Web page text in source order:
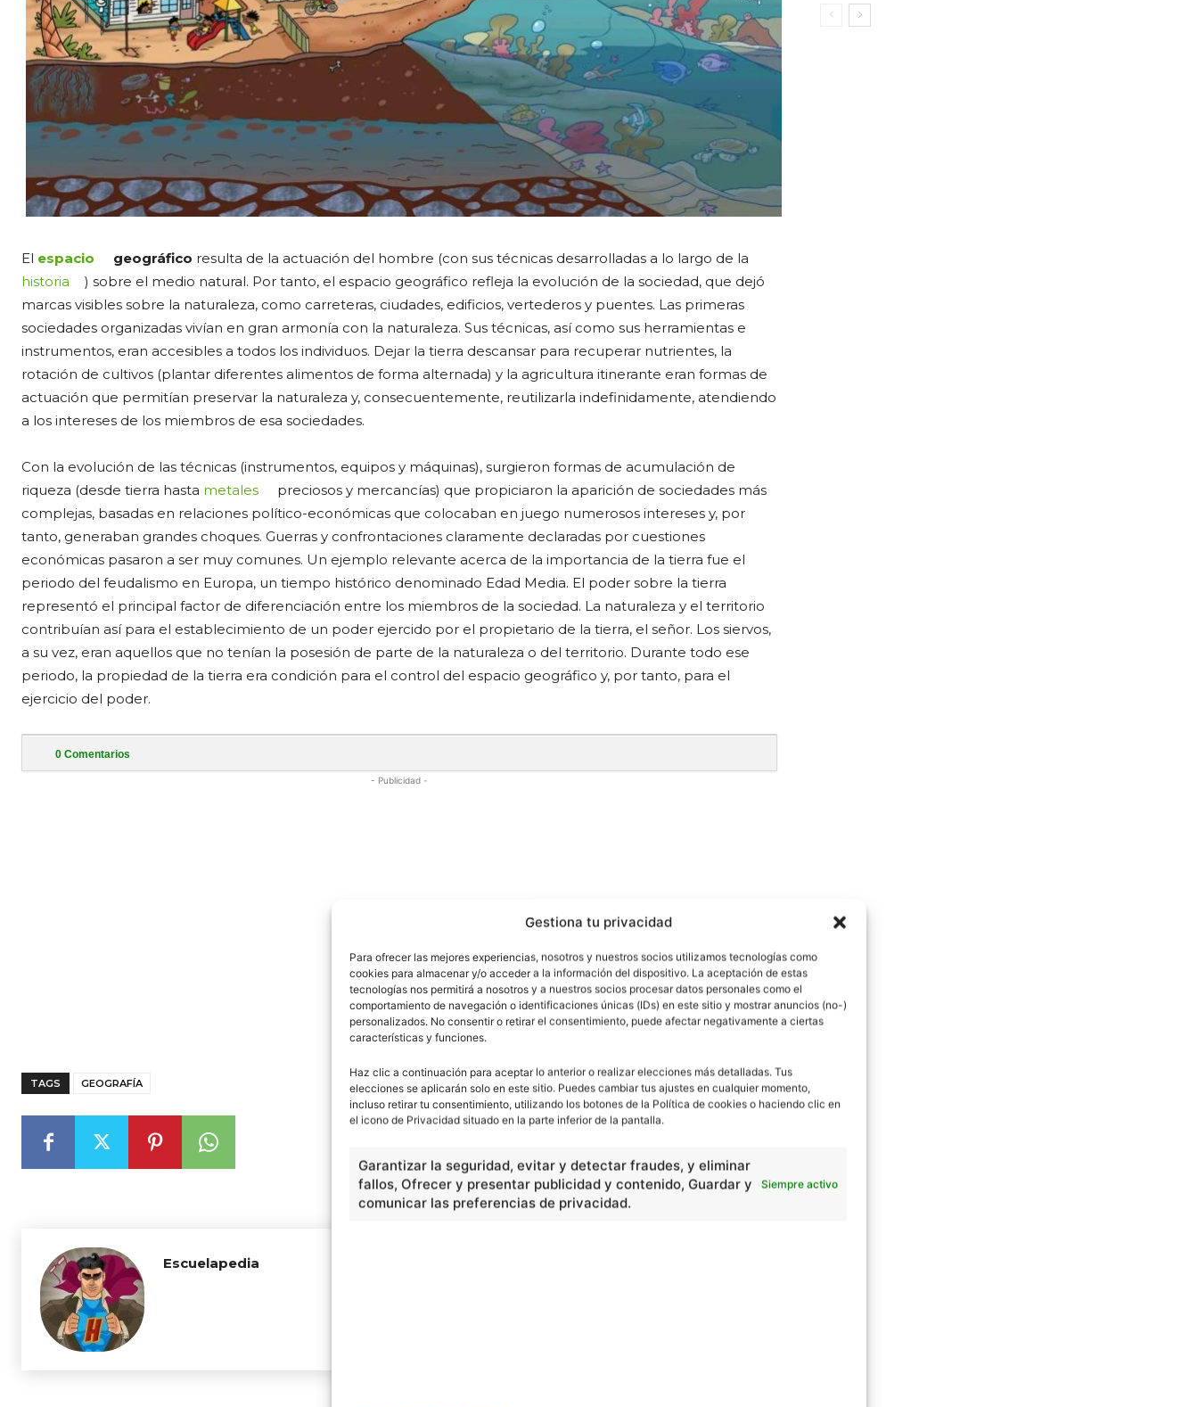
Gestiona tu privacidad
Para ofrecer las mejores experiencias, nosotros y nuestros socios utilizamos tecnologías como
cookies para almacenar y/o acceder a la información del dispositivo. La aceptación de estas
tecnologías nos permitirá a nosotros y a nuestros socios procesar datos personales como el
comportamiento de navegación o identificaciones únicas (IDs) en este sitio y mostrar anuncios (no-)
personalizados. No consentir o retirar el consentimiento, puede afectar negativamente a ciertas
características y funciones.
Haz clic a continuación para aceptar lo anterior o realizar elecciones más detalladas. Tus
elecciones se aplicarán solo en este sitio. Puedes cambiar tus ajustes en cualquier momento,
incluso retirar tu consentimiento, utilizando los botones de la Política de cookies o haciendo clic en
el icono de Privacidad situado en la parte inferior de la pantalla.
Garantizar la seguridad, evitar y detectar fraudes, y eliminar
fallos, Ofrecer y presentar publicidad y contenido, Guardar y
comunicar las preferencias de privacidad.
Siempre activo
El espacio geográfico resulta de la actuación del hombre (con sus técnicas desarrolladas a lo largo de la
historia
) sobre el medio natural. Por tanto, el espacio geográfico refleja la evolución de la sociedad, que dejó
marcas visibles sobre la naturaleza, como carreteras, ciudades, edificios, vertederos y puentes. Las primeras
sociedades organizadas vivían en gran armonía con la naturaleza. Sus técnicas, así como sus herramientas e
instrumentos, eran accesibles a todos los individuos. Dejar la tierra descansar para recuperar nutrientes, la
rotación de cultivos (plantar diferentes alimentos de forma alternada) y la agricultura itinerante eran formas de
actuación que permitían preservar la naturaleza y, consecuentemente, reutilizarla indefinidamente, atendiendo
a los intereses de los miembros de esa sociedades.
Con la evolución de las técnicas (instrumentos, equipos y máquinas), surgieron formas de acumulación de
riqueza (desde tierra hasta metales
preciosos y mercancías) que propiciaron la aparición de sociedades más
complejas, basadas en relaciones político-económicas que colocaban en juego numerosos intereses y, por
tanto, generaban grandes choques. Guerras y confrontaciones claramente declaradas por cuestiones
económicas pasaron a ser muy comunes. Un ejemplo relevante acerca de la importancia de la tierra fue el
periodo del feudalismo en Europa, un tiempo histórico denominado Edad Media. El poder sobre la tierra
representó el principal factor de diferenciación entre los miembros de la sociedad. La naturaleza y el territorio
contribuían así para el establecimiento de un poder ejercido por el propietario de la tierra, el señor. Los siervos,
a su vez, eran aquellos que no tenían la posesión de parte de la naturaleza o del territorio. Durante todo ese
periodo, la propiedad de la tierra era condición para el control del espacio geográfico y, por tanto, para el
ejercicio del poder.
0 Comentarios
- Publicidad -
TAGS GEOGRAFÍA
Escuelapedia